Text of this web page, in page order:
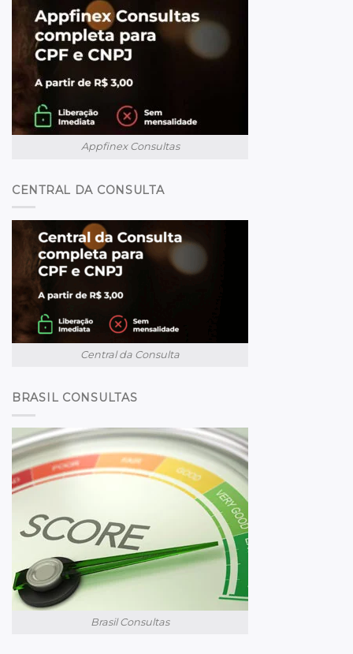
Appfinex Consultas
CENTRAL DA CONSULTA
Central da Consulta
BRASIL CONSULTAS
Brasil Consultas